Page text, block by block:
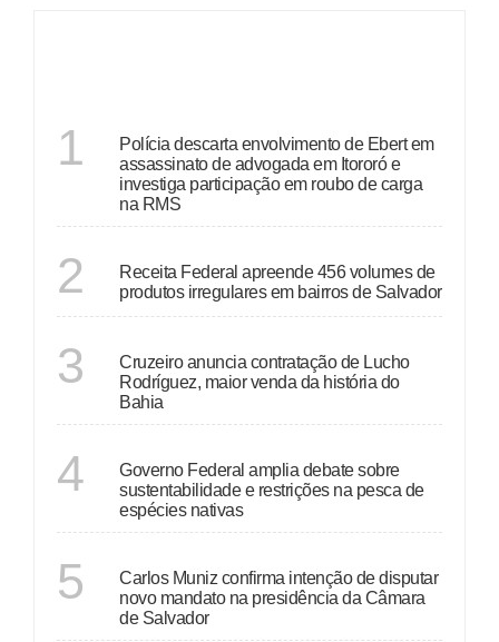
1
Polícia descarta envolvimento de Ebert em
assassinato de advogada em Itororó e
investiga participação em roubo de carga
na RMS
2
Receita Federal apreende 456 volumes de
produtos irregulares em bairros de Salvador
3
Cruzeiro anuncia contratação de Lucho
Rodríguez, maior venda da história do
Bahia
4
Governo Federal amplia debate sobre
sustentabilidade e restrições na pesca de
espécies nativas
5
Carlos Muniz confirma intenção de disputar
novo mandato na presidência da Câmara
de Salvador